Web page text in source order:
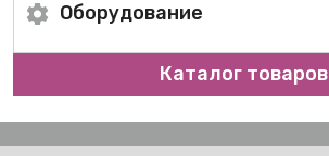
Оборудование
Каталог товаров